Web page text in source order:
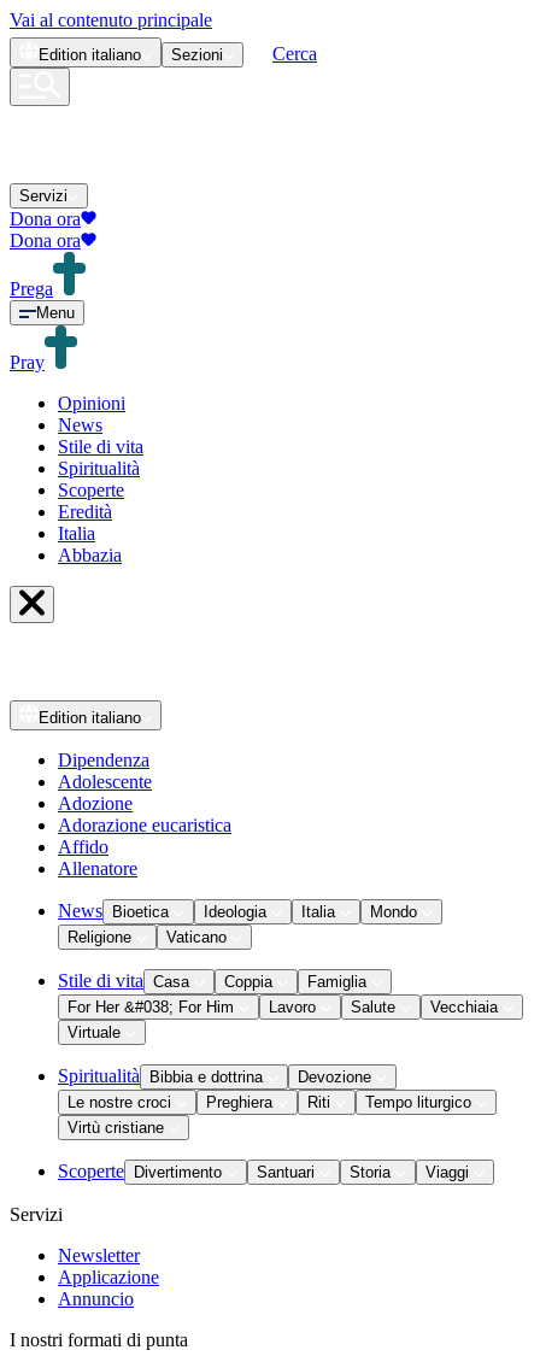
Vai al contenuto principale
Edition italiano Sezioni Cerca
Servizi
Dona ora
Dona ora
Prega
Menu
Pray
Opinioni
News
Stile di vita
Spiritualità
Scoperte
Eredità
Italia
Abbazia
Edition italiano
Dipendenza
Adolescente
Adozione
Adorazione eucaristica
Affido
Allenatore
News Bioetica Ideologia Italia
Mondo
Religione
Vaticano
Stile di vita Casa Coppia
Famiglia
For Her &#038; For Him
Lavoro Salute
Vecchiaia
Virtuale
Spiritualità Bibbia e dottrina
Devozione
Le nostre croci
Preghiera Riti
Tempo liturgico
Virtù cristiane
Scoperte Divertimento Santuari Storia Viaggi
Servizi
Newsletter
Applicazione
Annuncio
I nostri formati di punta